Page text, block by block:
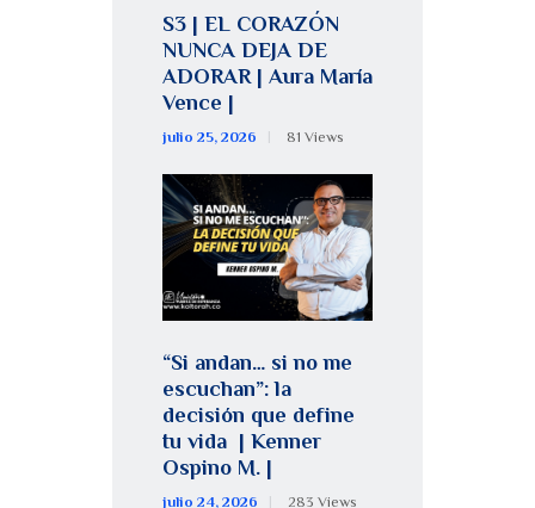
S3 | EL CORAZÓN
NUNCA DEJA DE
ADORAR | Aura María
Vence |
julio 25, 2026 81 Views
“Si andan… si no me
escuchan”: la
decisión que define
tu vida | Kenner
Ospino M. |
julio 24, 2026 283 Views